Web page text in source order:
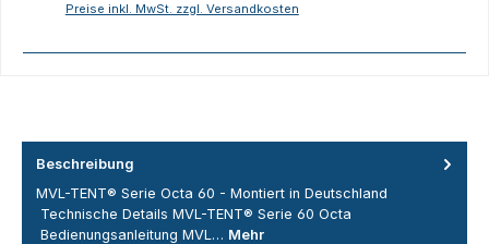
Preise inkl. MwSt. zzgl. Versandkosten
Beschreibung
MVL-TENT® Serie Octa 60 - Montiert in Deutschland
Technische Details MVL-TENT® Serie 60 Octa
Bedienungsanleitung MVL… Mehr